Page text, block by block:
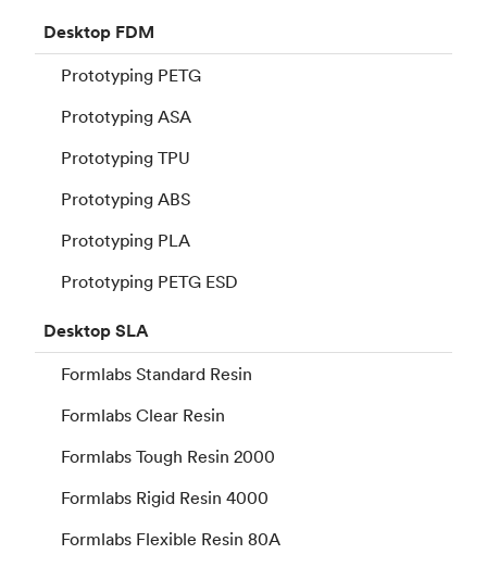
Desktop FDM
Prototyping PETG
Prototyping ASA
Prototyping TPU
Prototyping ABS
Prototyping PLA
Prototyping PETG ESD
DesktopSLA
Formlabs Standard Resin
Formlabs Clear Resin
Formlabs Tough Resin 2000
Formlabs Rigid Resin 4000
Formlabs Flexible Resin 80A